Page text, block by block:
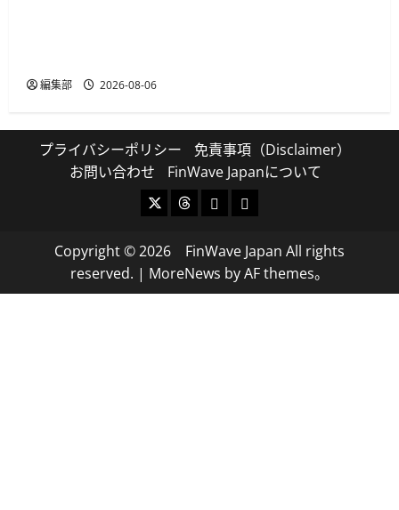
編集部 2026-08-06
プライバシーポリシー
免責事項（Disclaimer）
お問い合わせ
FinWave Japanについて
X ThreadsBlueskyMastodon
Copyright © 2026 FinWave Japan All rights
reserved. | MoreNews by AF themes。